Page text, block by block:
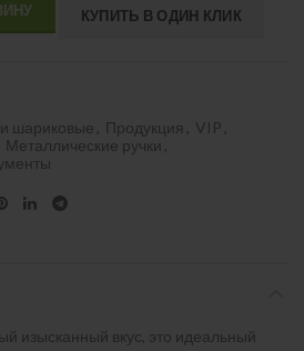
КУПИТЬ В ОДИН КЛИК
шариковые Продукция VIP
Металлические ручки
изысканный вкус, это идеальный